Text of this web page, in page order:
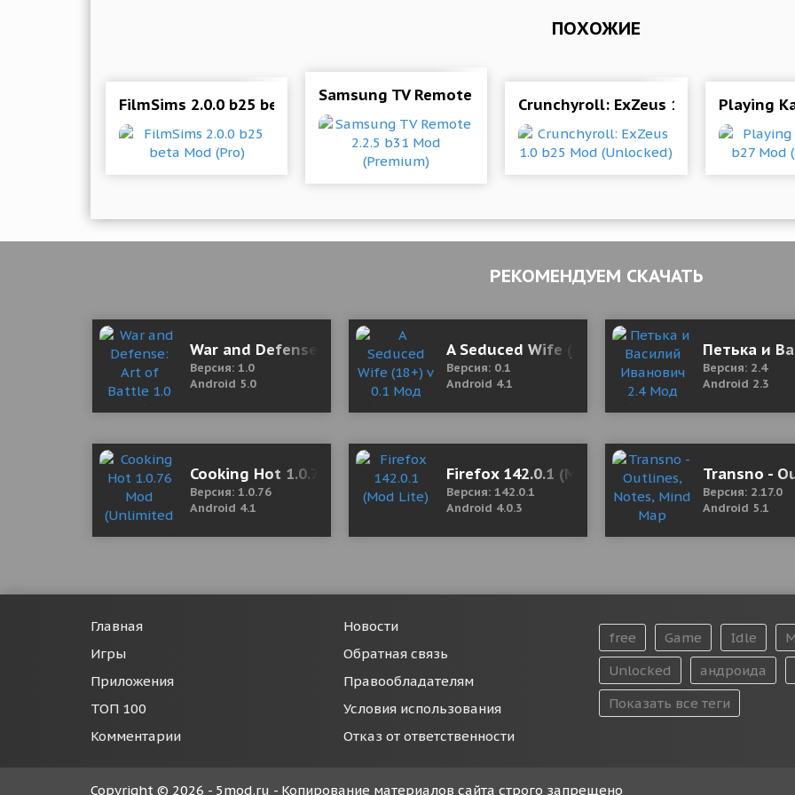
ПОХОЖИЕ
FilmSims 2.0.0 b25 beta Mod (Pro)Samsung TV Remote 2.2.5 b31 Mod (Premium)
Crunchyroll: ExZeus 1.0 b25 Mod
Playing
РЕКОМЕНДУЕМ СКАЧАТЬ
War and Defense: Art of Battle 1.0 Mod (Get rewarded without watching ads)
Версия: 1.0
Android 5.0
A Seduced Wife (18+) v 0.1 Мод (полная
Версия: 0.1
Android 4.1
Петька и
Версия: 2.4
Android 2.3
Cooking Hot 1.0.76 Mod (Unlimited Diamonds)
Версия: 1.0.76
Android 4.1
Firefox 142.0.1 (Mod Lite)
Версия: 142.0.1
Android 4.0.3
Transno -
Версия: 2.17.0
Android 5.1
Главная
Игры
Приложения
ТОП 100
Комментарии
Новости
Обратная связь
Правообладателям
Условия использования
Отказ от ответственности
free Game Idle
Unlocked
андроида
Показать все теги
Copyright © 2026 - 5mod.ru - Копирование материалов сайта строго запрещено